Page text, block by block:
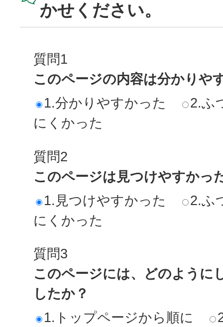
かせください。
質問1
このページの内容は分かりや
1.分かりやすかった
2.ふ
にくかった
質問2
このページは見つけやすかっ
1.見つけやすかった
2.ふ
にくかった
質問3
このページには、どのように
したか？
1.トップページから順に